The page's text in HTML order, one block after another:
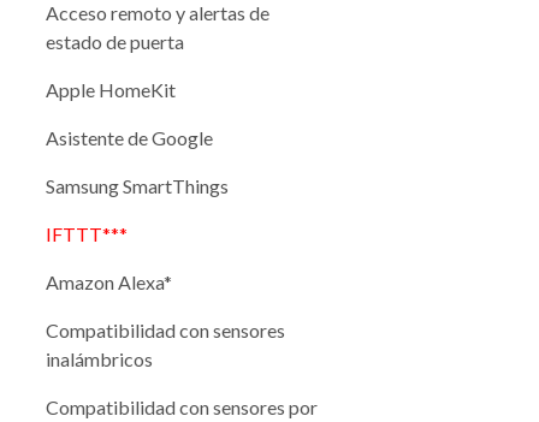
Acceso remoto y alertas de
estado de puerta
Apple HomeKit
Asistente de Google
Samsung SmartThings
IFTTT***
Amazon Alexa*
Compatibilidad con sensores
inalámbricos
Compatibilidad con sensores por